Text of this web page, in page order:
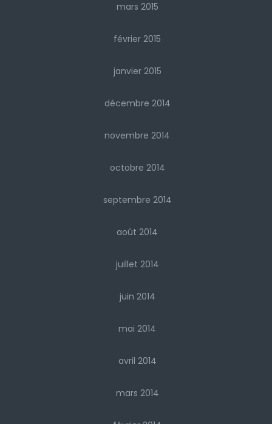
mars 2015
février 2015
janvier 2015
décembre 2014
novembre 2014
octobre 2014
septembre 2014
août 2014
juillet 2014
juin 2014
mai 2014
avril 2014
mars 2014